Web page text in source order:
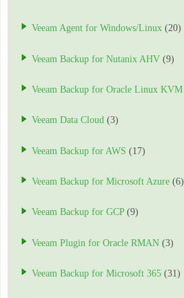
Veeam Agent for Windows/Linux (20)
Veeam Backup for Nutanix AHV (9)
Veeam Backup for Oracle Linux KVM
Veeam Data Cloud (3)
Veeam Backup for AWS (17)
Veeam Backup for Microsoft Azure (6)
Veeam Backup for GCP(9)
Veeam Plugin for Oracle RMAN (3)
Veeam Backup for Microsoft 365 (31)